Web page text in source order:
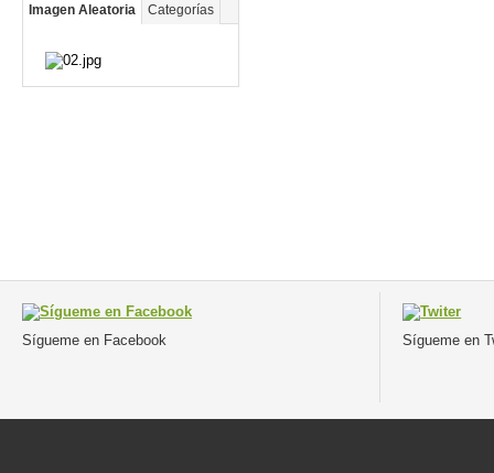
Imagen Aleatoria Categorías
Sígueme en Facebook Sígueme en